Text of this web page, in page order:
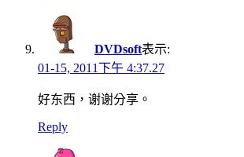
DVDsoft表示:
01-15, 2011下午 4:37.27
好东西，谢谢分享。
Reply